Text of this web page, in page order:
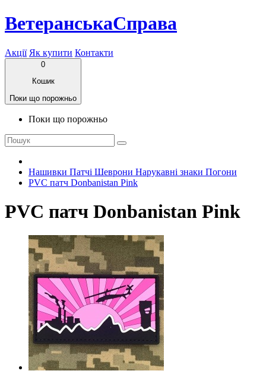
ВетеранськаСправа
Акції Як купити Контакти
0
Кошик
Поки що порожньо
Поки що порожньо
Нашивки Патчі Шеврони Нарукавні знаки Погони
PVC патч Donbanistan Pink
PVC патч Donbanistan Pink